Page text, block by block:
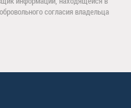
согласия владельца